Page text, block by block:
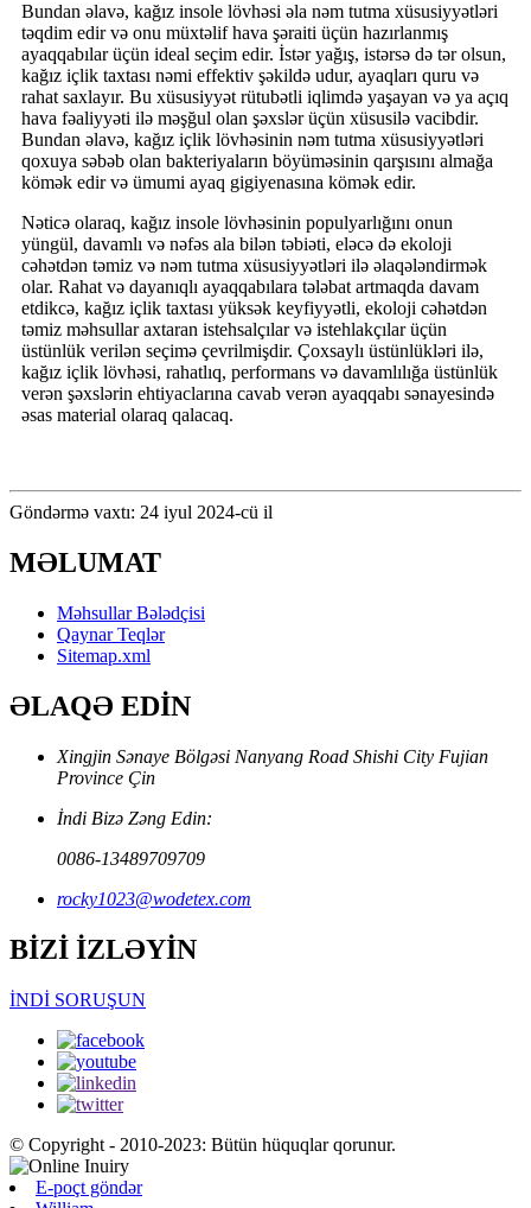
Bundan əlavə, kağız insole lövhəsi əla nəm tutma xüsusiyyətləri
təqdim edir və onu müxtəlif hava şəraiti üçün hazırlanmış
ayaqqabılar üçün ideal seçim edir. İstər yağış, istərsə də tər olsun,
kağız içlik taxtası nəmi effektiv şəkildə udur, ayaqları quru və
rahat saxlayır. Bu xüsusiyyət rütubətli iqlimdə yaşayan və ya açıq
hava fəaliyyəti ilə məşğul olan şəxslər üçün xüsusilə vacibdir.
Bundan əlavə, kağız içlik lövhəsinin nəm tutma xüsusiyyətləri
qoxuya səbəb olan bakteriyaların böyüməsinin qarşısını almağa
kömək edir və ümumi ayaq gigiyenasına kömək edir.
Nəticə olaraq, kağız insole lövhəsinin populyarlığını onun
yüngül, davamlı və nəfəs ala bilən təbiəti, eləcə də ekoloji
cəhətdən təmiz və nəm tutma xüsusiyyətləri ilə əlaqələndirmək
olar. Rahat və dayanıqlı ayaqqabılara tələbat artmaqda davam
etdikcə, kağız içlik taxtası yüksək keyfiyyətli, ekoloji cəhətdən
təmiz məhsullar axtaran istehsalçılar və istehlakçılar üçün
üstünlük verilən seçimə çevrilmişdir. Çoxsaylı üstünlükləri ilə,
kağız içlik lövhəsi, rahatlıq, performans və davamlılığa üstünlük
verən şəxslərin ehtiyaclarına cavab verən ayaqqabı sənayesində
əsas material olaraq qalacaq.
Göndərmə vaxtı: 24 iyul 2024-cü il
MƏLUMAT
Məhsullar Bələdçisi
Qaynar Teqlər
Sitemap.xml
ƏLAQƏ EDİN
Xingjin Sənaye Bölgəsi Nanyang Road Shishi City Fujian
Province Çin
İndi Bizə Zəng Edin:
0086-13489709709
rocky1023@wodetex.com
BİZİ İZLƏYİN
İNDİ SORUŞUN
© Copyright - 2010-2023: Bütün hüquqlar qorunur.
E-poçt göndər